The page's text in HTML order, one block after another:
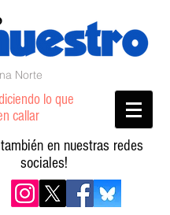
Norte
lo que
callar
también en nuestras redes
sociales!